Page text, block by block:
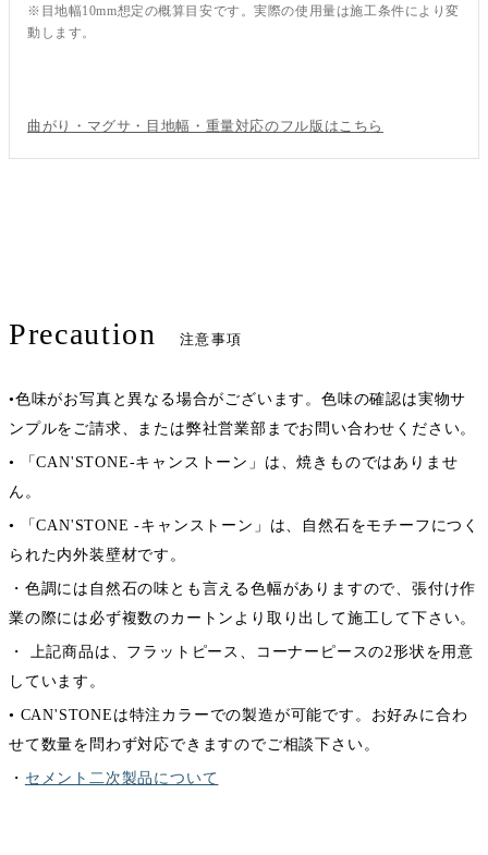
※目地幅10mm想定の概算目安です。実際の使用量は施工条件により変
動します。
曲がり・マグサ・目地幅・重量対応のフル版はこちら
Precaution 注意事項
•色味がお写真と異なる場合がございます。色味の確認は実物サ
ンプルをご請求、または弊社営業部までお問い合わせください。
• 「CAN'STONE-キャンストーン」は、焼きものではありませ
ん。
• 「CAN'STONE -キャンストーン」は、自然石をモチーフにつく
られた内外装壁材です。
・色調には自然石の味とも言える色幅がありますので、張付け作
業の際には必ず複数のカートンより取り出して施工して下さい。
・ 上記商品は、フラットピース、コーナーピースの2形状を用意
しています。
• CAN'STONEは特注カラーでの製造が可能です。お好みに合わ
せて数量を問わず対応できますのでご相談下さい。
・ セメント二次製品について